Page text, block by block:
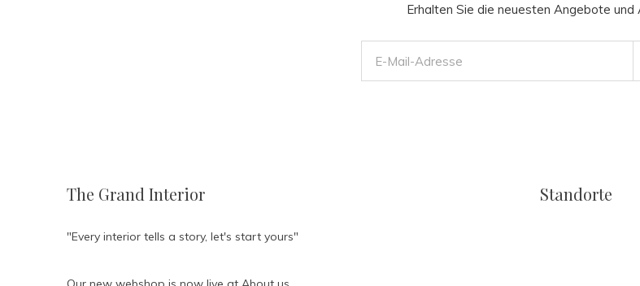
Erhalten Sie die neuesten Angebote und
The Grand Interior
"Every interior tells a story, let's start yours"
Standorte